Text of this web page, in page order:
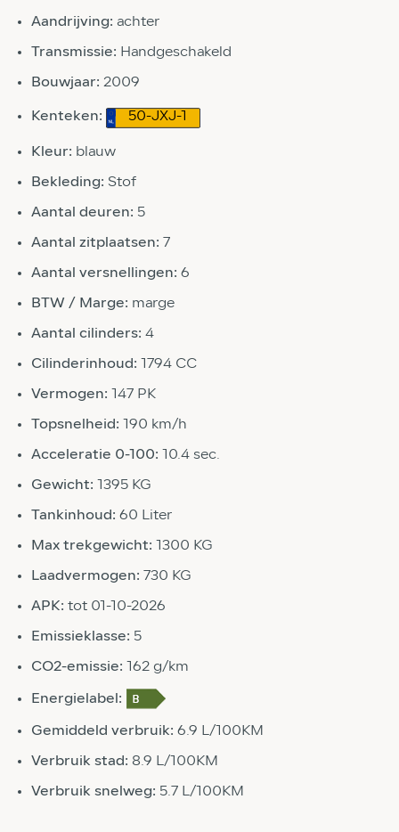
Aandrijving: achter
Transmissie: Handgeschakeld
Bouwjaar: 2009
Kenteken: 50-JXJ-1
Kleur: blauw
Bekleding: Stof
Aantal deuren: 5
Aantal zitplaatsen: 7
Aantal versnellingen: 6
BTW / Marge: marge
Aantal cilinders: 4
Cilinderinhoud: 1794 CC
Vermogen: 147 PK
Topsnelheid: 190 km/h
Acceleratie 0-100: 10.4 sec.
Gewicht: 1395 KG
Tankinhoud: 60 Liter
Max trekgewicht: 1300 KG
Laadvermogen: 730 KG
APK: tot 01-10-2026
Emissieklasse: 5
CO2-emissie: 162 g/km
Energielabel:
Gemiddeld verbruik: 6.9 L/100KM
Verbruik stad: 8.9 L/100KM
Verbruik snelweg: 5.7 L/100KM